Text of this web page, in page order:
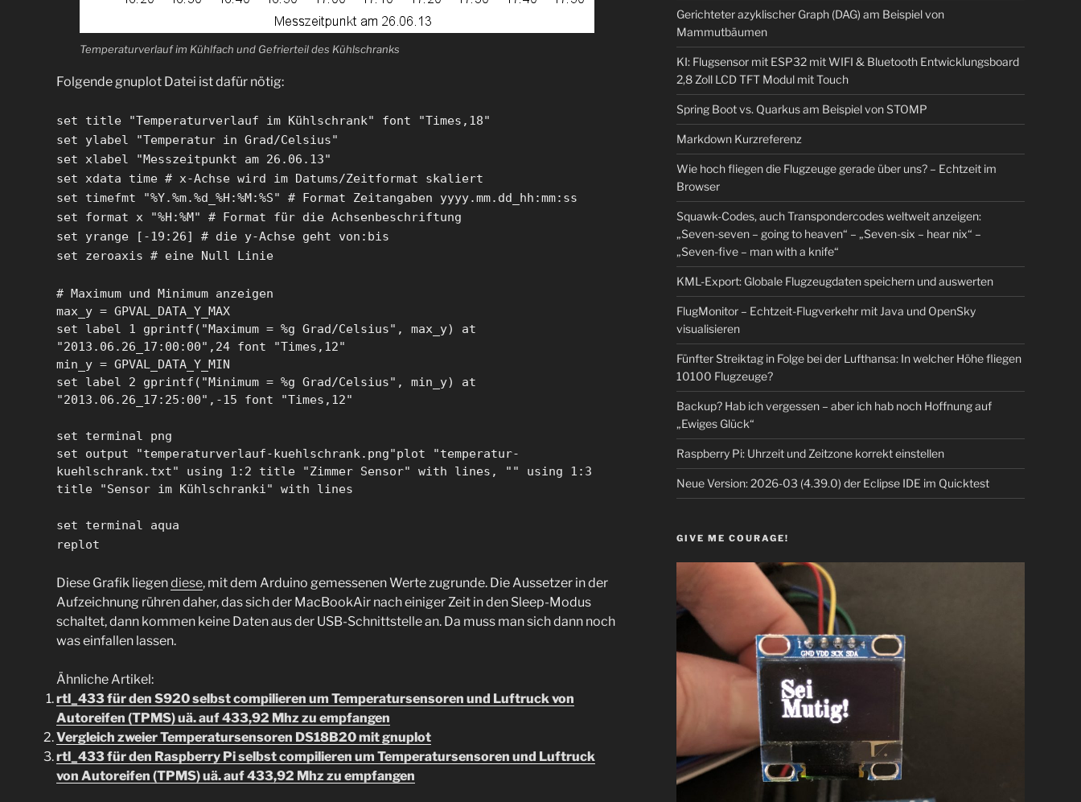
Temperaturverlauf im Kühlfach und Gefrierteil des Kühlschranks
Folgende gnuplot Datei ist dafür nötig:
set title "Temperaturverlauf im Kühlschrank" font "Times,18"
set ylabel "Temperatur in Grad/Celsius"
set xlabel "Messzeitpunkt am 26.06.13"
set xdata time # x-Achse wird im Datums/Zeitformat skaliert
set timefmt "%Y.%m.%d_%H:%M:%S" # Format Zeitangaben yyyy.mm.dd_hh:mm:ss
set format x "%H:%M" # Format für die Achsenbeschriftung
set yrange [-19:26] # die y-Achse geht von:bis
set zeroaxis # eine Null Linie
# Maximum und Minimum anzeigen
max_y = GPVAL_DATA_Y_MAX
set label 1 gprintf("Maximum = %g Grad/Celsius", max_y) at
"2013.06.26_17:00:00",24 font "Times,12"
min_y = GPVAL_DATA_Y_MIN
set label 2 gprintf("Minimum = %g Grad/Celsius", min_y) at
"2013.06.26_17:25:00",-15 font "Times,12"
set terminal png
set output "temperaturverlauf-kuehlschrank.png"plot "temperatur-
kuehlschrank.txt" using 1:2 title "Zimmer Sensor" with lines, "" using 1:3
title "Sensor im Kühlschranki" with lines
set terminal aqua
replot
Diese Grafik liegendiese, mit dem Arduino gemessenen Werte zugrunde. Die Aussetzer in der
Aufzeichnung rühren daher, das sich der MacBookAir nach einiger Zeit in den Sleep-Modus
schaltet, dann kommen keine Daten aus der USB-Schnittstelle an. Da muss man sich dann noch
was einfallen lassen.
Ähnliche Artikel:
rtl_433 für den S920 selbst compilieren um Temperatursensoren und Luftruck von
Autoreifen (TPMS) uä. auf 433,92 Mhz zu empfangen
Vergleich zweier Temperatursensoren DS18B20 mit gnuplot
rtl_433 für den Raspberry Pi selbst compilieren um Temperatursensoren und Luftruck
von Autoreifen (TPMS) uä. auf 433,92 Mhz zu empfangen
Gerichteter azyklischer Graph (DAG) am Beispiel von
Mammutbäumen
KI: Flugsensor mit ESP32 mit WIFI & Bluetooth Entwicklungsboard
2,8 Zoll LCD TFT Modul mit Touch
Spring Boot vs. Quarkus am Beispiel von STOMP
Markdown Kurzreferenz
Wie hoch fliegen die Flugzeuge gerade über uns? – Echtzeit im
Browser
Squawk-Codes, auch Transpondercodes weltweit anzeigen:
„Seven-seven – going to heaven“ – „Seven-six – hear nix“ –
„Seven-five – man with a knife“
KML-Export: Globale Flugzeugdaten speichern und auswerten
FlugMonitor – Echtzeit-Flugverkehr mit Java und OpenSky
visualisieren
Fünfter Streiktag in Folge bei der Lufthansa: In welcher Höhe fliegen
10100 Flugzeuge?
Backup? Hab ich vergessen – aber ich hab noch Hoffnung auf
„Ewiges Glück“
Raspberry Pi: Uhrzeit und Zeitzone korrekt einstellen
Neue Version: 2026-03 (4.39.0) der Eclipse IDE im Quicktest
GIVE ME COURAGE!